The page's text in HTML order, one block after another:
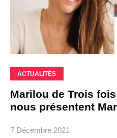
ACTUALITÉS
Marilou de Trois
nous présentent
7 Décembre 2021